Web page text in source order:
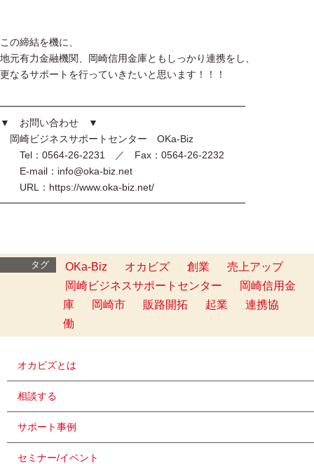
この締結を機に、
地元有力金融機関、岡崎信用金庫ともしっかり連携をし、
更なるサポートを行っていきたいと思います！！！
━━━━━━━━━━━━━━━━━━━━━━━━━
▼ お問い合わせ ▼
岡崎ビジネスサポートセンター OKa-Biz
Tel：0564-26-2231 ／ Fax：0564-26-2232
E-mail：info@oka-biz.net
URL：https://www.oka-biz.net/
━━━━━━━━━━━━━━━━━━━━━━━━━
タグ OKa-Biz オカビズ 創業
売上アップ
岡崎ビジネスサポートセンター
岡崎信用金
庫
岡崎市 販路開拓 起業
連携協
働
オカビズとは
相談する
サポート事例
セミナー/イベント